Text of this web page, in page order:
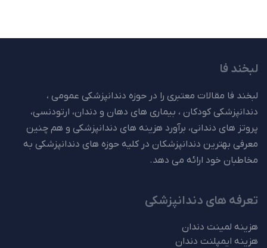
لبخند فا
لبخند فا مقالات معتبری را در حوزه دندانپزشکی عمومی ،
دندانپزشکی کودکان ، بیماری های دهان و دندان، ارتودنسی،
پروتز های دندانی، برآورد هزینه های دندانپزشکی و هم چنین
معرفی بهترین دندانپزشکان در کلیه حوزه های دندانپزشکی به
مخاطبان خود ارائه می دهد.
تعرفه های دندانپزشکی
هزینه لمینت دندان
هزینه ایمپلنت دندان